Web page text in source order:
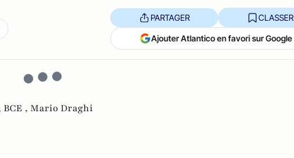
PARTAGER CLASSER
Ajouter Atlantico en favori sur Google
BCE , Mario Draghi